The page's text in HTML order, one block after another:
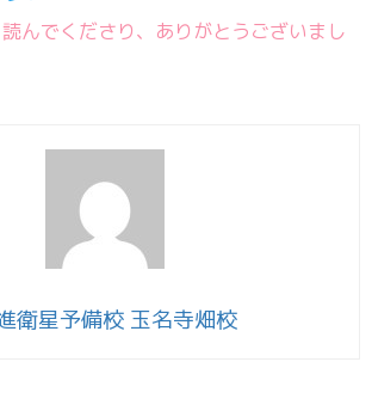
んでくださり、ありがとうございまし
衛星予備校 玉名寺畑校